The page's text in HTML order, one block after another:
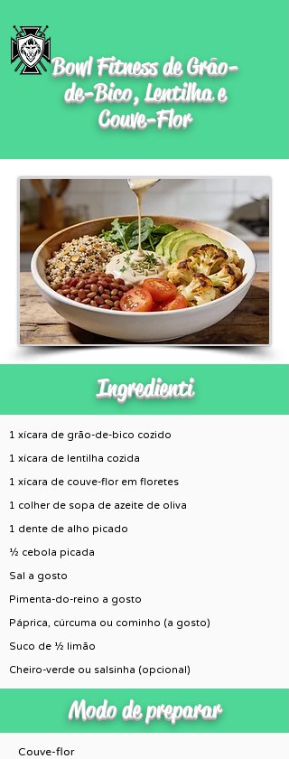
Bowl Fitness de Grão-
de-Bico, Lentilha e
Couve-Flor
Ingredienti
1 xícara de grão-de-bico cozido
1 xícara de lentilha cozida
1 xícara de couve-flor em floretes
1 colher de sopa de azeite de oliva
1 dente de alho picado
½ cebola picada
Sal a gosto
Pimenta-do-reino a gosto
Páprica, cúrcuma ou cominho (a gosto)
Suco de ½ limão
Cheiro-verde ou salsinha (opcional)
Modo de preparar
Couve-flor